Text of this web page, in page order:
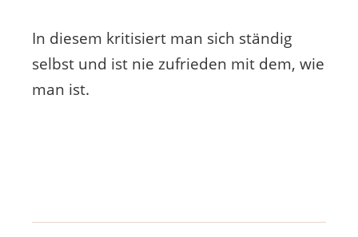
In diesem kritisiert man sich ständig
selbst und ist nie zufrieden mit dem, wie
man ist.